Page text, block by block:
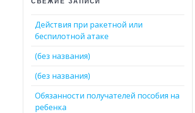
Действия при ракетной или
беспилотной атаке
(без названия)
(без названия)
Обязанности получателей пособия на
ребенка